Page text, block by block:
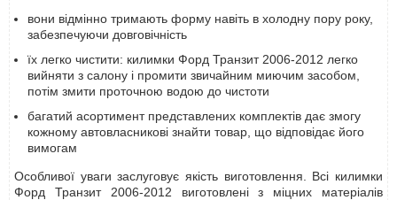
вони відмінно тримають форму навіть в холодну пору року,
забезпечуючи довговічність
їх легко чистити: килимки Форд Транзит 2006-2012 легко
вийняти з салону і промити звичайним миючим засобом,
потім змити проточною водою до чистоти
багатий асортимент представлених комплектів дає змогу
кожному автовласникові знайти товар, що відповідає його
вимогам
Особливої уваги заслуговує якість виготовлення. Всі килимки
Форд Транзит 2006-2012 виготовлені з міцних матеріалів